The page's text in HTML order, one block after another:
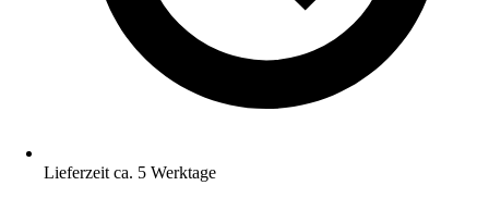
Lieferzeit ca. 5 Werktage